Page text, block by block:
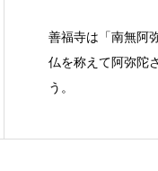
善福寺は「南無阿
仏を称えて阿弥陀
う。